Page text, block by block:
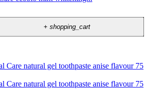
+shopping_cart